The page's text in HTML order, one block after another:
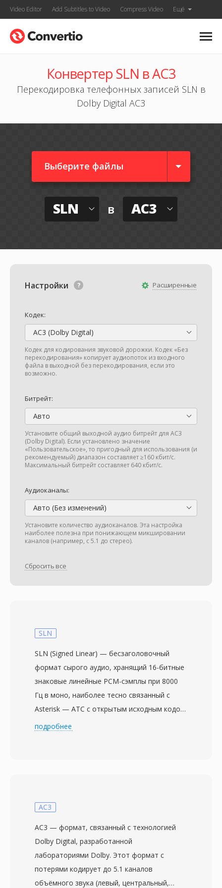
Video Editor Add Subtitles to Video Compress Video Ещё
Конвертер SLN в AC3
Перекодировка телефонных записей SLN в
Dolby Digital AC3
Выберите файлы
SLN в AC3
Расширенные
Настройки
Кодек:
AC3 (Dolby Digital)
Кодек для кодирования звуковой дорожки. Кодек «Без
перекодирования» копирует аудиопоток из входного
файла в выходной без перекодирования, если это
возможно.
Битрейт:
Авто
Установите общий выходной аудио битрейт для AC3
(Dolby Digital). Если установлено значение
«Пользовательское», то пригодный для использования (и
рекомендуемый) диапазон составляет ≥160 кбит/с.
Максимальный битрейт составляет 640 кбит/с.
Аудиоканалы:
Авто (Без изменений)
Установите количество аудиоканалов. Эта настройка
наиболее полезна при понижающем микшировании
каналов (например, с 5.1 до стерео).
Сбросить все
SLN
SLN (Signed Linear) — бесзаголовочный
формат сырого аудио, хранящий 16-битные
знаковые линейные PCM-сэмплы при 8000
Гц в моно, наиболее тесно связанный с
Asterisk — АТС с открытым исходным кодом,
разработанной Digium (ныне Sangoma
трансляции Asterisk. Формат не содержит
заголовков, ни метаданных, ни
фреймирования — параметры должны быть
известны заранее. Хотя отсутствие
самоописания может показаться
подробнее
AC3
AC3 — формат, связанный с технологией
Dolby Digital, разработанной
лабораториями Dolby. Этот формат с
потерями кодирует до 5.1 каналов
объёмного звука (левый, центральный,